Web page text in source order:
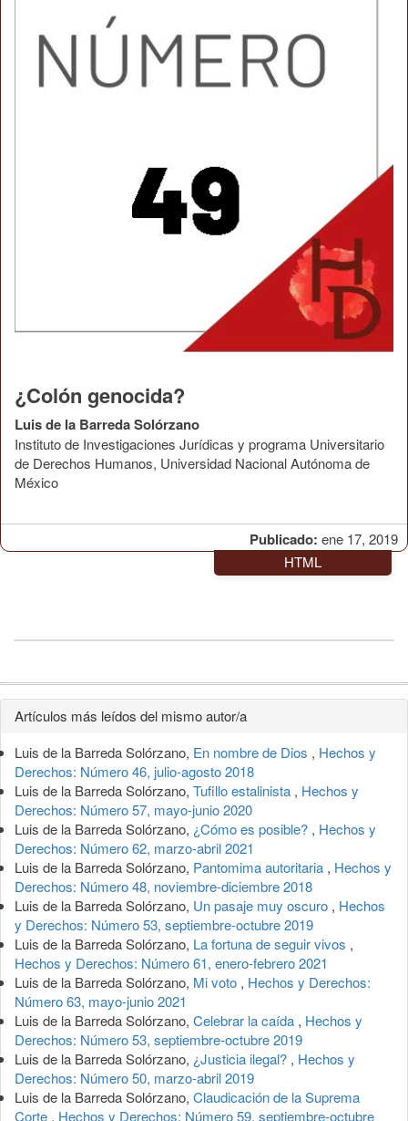
Publicado: ene 17, 2019
¿Colón genocida?
Luis de la Barreda Solórzano
Instituto de Investigaciones Jurídicas y programa Universitario
de Derechos Humanos, Universidad Nacional Autónoma de
México
HTML
Detalles
del
artículo
Artículos más leídos del mismo autor/a
Luis de la Barreda Solórzano, En nombre de Dios , Hechos y
Derechos: Número 46, julio-agosto 2018
Luis de la Barreda Solórzano, Tufillo estalinista , Hechos y
Derechos: Número 57, mayo-junio 2020
Luis de la Barreda Solórzano, ¿Cómo es posible? , Hechos y
Derechos: Número 62, marzo-abril 2021
Luis de la Barreda Solórzano, Pantomima autoritaria , Hechos y
Derechos: Número 48, noviembre-diciembre 2018
Luis de la Barreda Solórzano, Un pasaje muy oscuro , Hechos
y Derechos: Número 53, septiembre-octubre 2019
Luis de la Barreda Solórzano, La fortuna de seguir vivos ,
Hechos y Derechos: Número 61, enero-febrero 2021
Luis de la Barreda Solórzano, Mi voto , Hechos y Derechos:
Número 63, mayo-junio 2021
Luis de la Barreda Solórzano, Celebrar la caída , Hechos y
Derechos: Número 53, septiembre-octubre 2019
Luis de la Barreda Solórzano, ¿Justicia ilegal? , Hechos y
Derechos: Número 50, marzo-abril 2019
Luis de la Barreda Solórzano, Claudicación de la Suprema
Corte , Hechos y Derechos: Número 59, septiembre-octubre